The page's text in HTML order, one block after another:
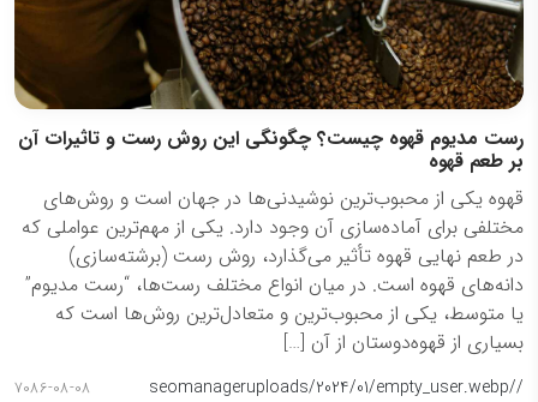
رست مدیوم قهوه چیست؟ چگونگی این روش رست و تاثیرات آن
بر طعم قهوه
قهوه یکی از محبوب‌ترین نوشیدنی‌ها در جهان است و روش‌های
مختلفی برای آماده‌سازی آن وجود دارد. یکی از مهم‌ترین عواملی که
در طعم نهایی قهوه تأثیر می‌گذارد، روش رست (برشته‌سازی)
دانه‌های قهوه است. در میان انواع مختلف رست‌ها، “رست مدیوم”
یا متوسط، یکی از محبوب‌ترین و متعادل‌ترین روش‌ها است که
بسیاری از قهوه‌دوستان از آن […]
/
/uploads/2024/01/empty_user.webp
seomanager
7086-08-08